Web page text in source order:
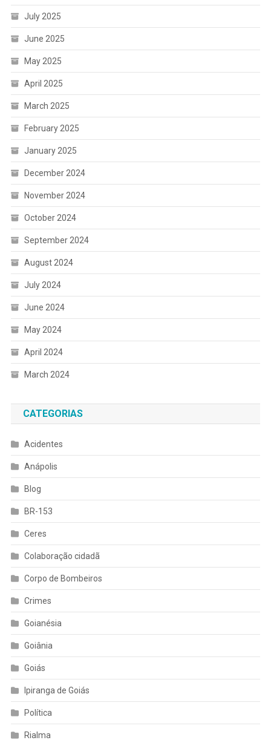
July 2025
June 2025
May 2025
April 2025
March 2025
February 2025
January 2025
December 2024
November 2024
October 2024
September 2024
August 2024
July 2024
June 2024
May 2024
April 2024
March 2024
CATEGORIAS
Acidentes
Anápolis
Blog
BR-153
Ceres
Colaboração cidadã
Corpo de Bombeiros
Crimes
Goianésia
Goiânia
Goiás
Ipiranga de Goiás
Política
Rialma